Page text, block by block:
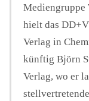
Mediengruppe
hielt das
Verlag in
künftig Björn
Verlag, wo er